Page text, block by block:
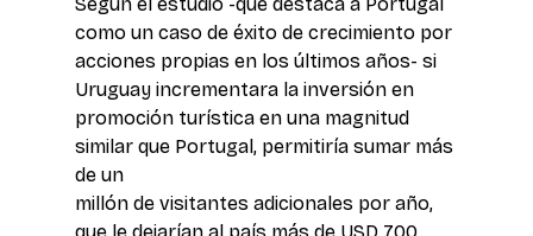
como un caso de éxito de crecimiento por
acciones propias en los últimos años- si
Uruguay incrementara la inversión en
promoción turística en una magnitud
similar que Portugal, permitiría sumar más
de un
millón de visitantes adicionales por año,
que le dejarían al país más de USD 700